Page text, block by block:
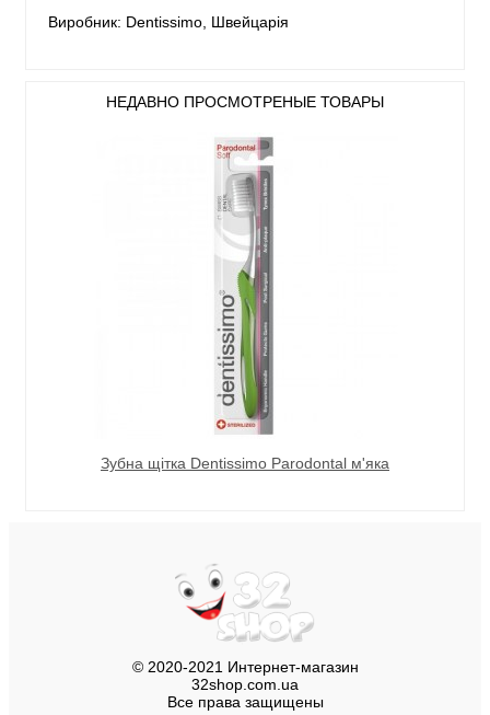
Виробник: Dentissimo, Швейцарія
НЕДАВНО ПРОСМОТРЕНЫЕ ТОВАРЫ
Зубна щітка Dentissimo Parodontal м'яка
© 2020-2021 Интернет-магазин
32shop.com.ua
Все права защищены